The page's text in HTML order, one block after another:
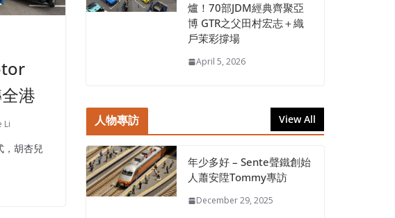
港
Li
，胡杏兒
爐！70部JDM經典齊聚亞
博 GTR之父田村宏志＋織
戶茉彩撐場
April 5, 2026
人物專訪 View All
年少多好 – Sente聲鐵創始
人蕭安陞Tommy專訪
December 29, 2025